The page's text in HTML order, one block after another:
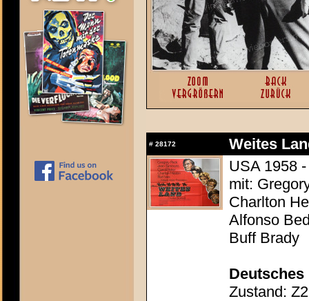
# 28172
Weites
USA 1958
mit:
Charlton
Alfonso
Buff Brady
Deutsches
Zustand: